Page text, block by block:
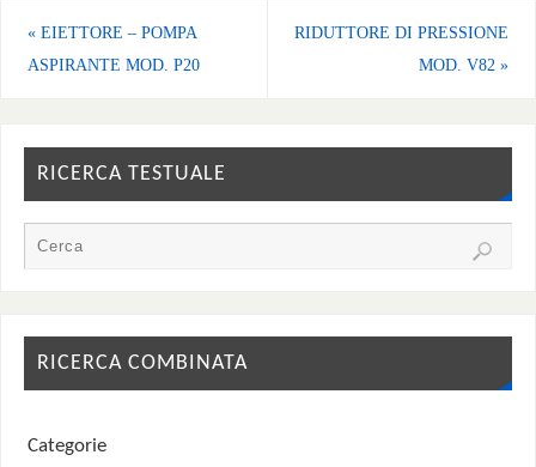
«EIETTORE – POMPA
ASPIRANTE MOD. P20
RIDUTTORE DI PRESSIONE
MOD. V82»
RICERCA TESTUALE
RICERCA COMBINATA
Categorie